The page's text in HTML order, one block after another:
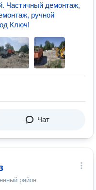
Частичный демонтаж,
ручной
Ключ!
Чат
район